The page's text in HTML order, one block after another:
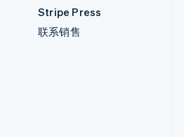
Stripe Press
联系销售